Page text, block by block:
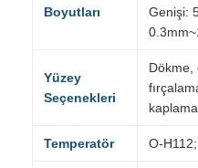
Boyutları
Genişi:
Yüzey
Seçenekleri
Dökme,
kaplama
Temperatör O-